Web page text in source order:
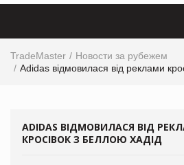
TradeMaster
Новости за рубежем
Adidas відмовилася від реклами
ADIDAS ВІДМОВИЛАСЯ ВІД
КРОСІВОК З БЕЛЛОЮ ХАДІД